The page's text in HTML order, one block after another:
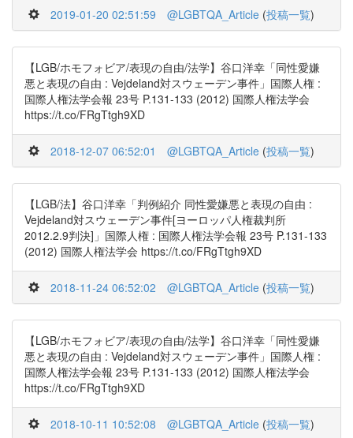
2019-01-20 02:51:59 @LGBTQA_Article (投稿一覧)
【LGB/ホモフォビア/表現の自由/法学】谷口洋幸「同性愛嫌
悪と表現の自由 : Vejdeland対スウェーデン事件」国際人権 :
国際人権法学会報 23号 P.131-133 (2012) 国際人権法学会
https://t.co/FRgTtgh9XD
2018-12-07 06:52:01 @LGBTQA_Article (投稿一覧)
【LGB/法】谷口洋幸「判例紹介 同性愛嫌悪と表現の自由 :
Vejdeland対スウェーデン事件[ヨーロッパ人権裁判所
2012.2.9判決]」国際人権 : 国際人権法学会報 23号 P.131-133
(2012) 国際人権法学会 https://t.co/FRgTtgh9XD
2018-11-24 06:52:02 @LGBTQA_Article (投稿一覧)
【LGB/ホモフォビア/表現の自由/法学】谷口洋幸「同性愛嫌
悪と表現の自由 : Vejdeland対スウェーデン事件」国際人権 :
国際人権法学会報 23号 P.131-133 (2012) 国際人権法学会
https://t.co/FRgTtgh9XD
2018-10-11 10:52:08 @LGBTQA_Article (投稿一覧)